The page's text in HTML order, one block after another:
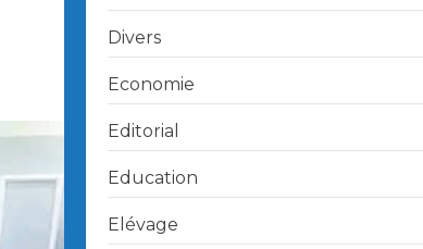
Divers
Economie
Editorial
Education
Elévage